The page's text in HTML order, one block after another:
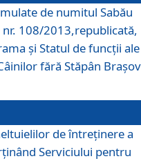
de numitul Sabău
108/2013,republicată,
şi Statul de funcţii ale
fără Stăpân
de întreţinere a
Serviciului pentru